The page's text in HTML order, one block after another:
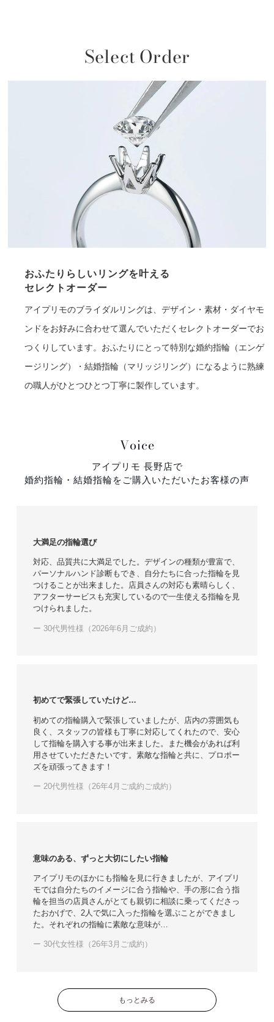
Select Order
おふたりらしいリングを叶える
セレクトオーダー
アイプリモのブライダルリングは、デザイン・素材・ダイヤモ
ンドをお好みに合わせて選んでいただくセレクトオーダーでお
つくりしています。おふたりにとって特別な婚約指輪（エンゲ
ージリング）・結婚指輪（マリッジリング）になるように熟練
の職人がひとつひとつ丁寧に製作しています。
Voice
アイプリモ 長野店で
婚約指輪・結婚指輪をご購入いただいたお客様の声
大満足の指輪選び
対応、品質共に大満足でした。デザインの種類が豊富で、
パーソナルハンド診断もでき、自分たちに合った指輪を見
つけることが出来ました。店員さんの対応も素晴らしく、
アフターサービスも充実しているので一生使える指輪を見
つけられました。
ー 30代男性様（2026年6月ご成約）
初めてで緊張していたけど…
初めての指輪購入で緊張していましたが、店内の雰囲気も
良く、スタッフの皆様も丁寧に対応してくれたので、安心
して指輪を購入する事が出来ました。また機会があれば利
用させていただきたいです。素敵な指輪と共に、プロポー
ズを頑張ってきます！
ー 20代男性様（26年4月ご成約ご成約）
意味のある、ずっと大切にしたい指輪
アイプリモのほかにも指輪を見に行きましたが、アイプリ
モでは自分たちのイメージに合う指輪や、手の形に合う指
輪を担当の店員さんがとても親切に相談に乗ってくださっ
たおかげで、2人で気に入った指輪を選ぶことができまし
た。それぞれの指輪に素敵な意味が…
ー 30代女性様（26年3月ご成約）
もっとみる